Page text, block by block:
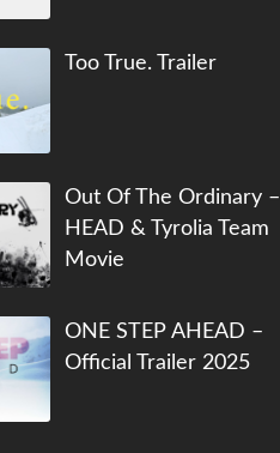
Too True. Trailer
Out Of The Ordinary –
HEAD & Tyrolia Team
Movie
ONE STEP AHEAD –
Official Trailer 2025